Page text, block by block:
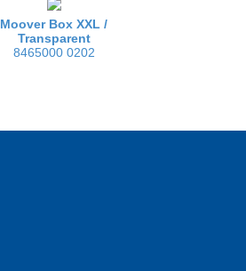
Moover Box XXL /
Transparent
8465000 0202